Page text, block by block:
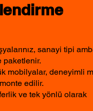
sanayi tipi
paketlenir.
mobilyalar, deneyimli
edilir.
ve tek yönlü olarak